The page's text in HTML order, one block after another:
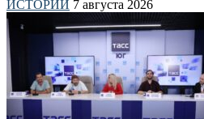
ИСТОРИИ 7 августа 2026